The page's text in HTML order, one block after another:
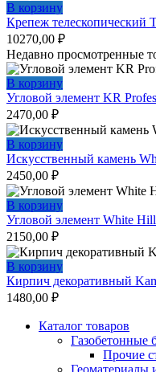
В корзину
Крепеж телескопический
10270,00 ₽
Недавно просмотренные
В корзину
Угловой элемент KR
2470,00 ₽
В корзину
Искусственный камень
2450,00 ₽
В корзину
Угловой элемент White
2150,00 ₽
В корзину
Кирпич декоративный
1480,00 ₽
Каталог товаров
Газобетонные
Прочие
Геоматериалы